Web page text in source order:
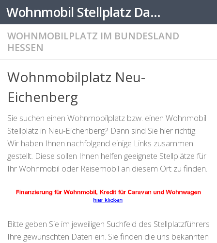
Zum Inhalt springen Wohnmobil Stellplatz Datenbank
WOHNMOBILPLATZ IM BUNDESLAND
HESSEN
Wohnmobilplatz Neu-
Eichenberg
Sie suchen einen Wohnmobilplatz bzw. einen Wohnmobil
Stellplatz in Neu-Eichenberg? Dann sind Sie hier richtig.
Wir haben Ihnen nachfolgend einige Links zusammen
gestellt. Diese sollen Ihnen helfen geeignete Stellplätze für
Ihr Wohnmobil oder Reisemobil an diesem Ort zu finden.
Bitte geben Sie im jeweiligen Suchfeld des Stellplatzführers
Ihre gewünschten Daten ein. Sie finden die uns bekannten